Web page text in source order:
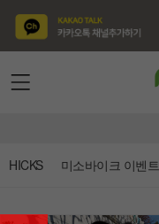
HICKS 미소바이크 이벤트